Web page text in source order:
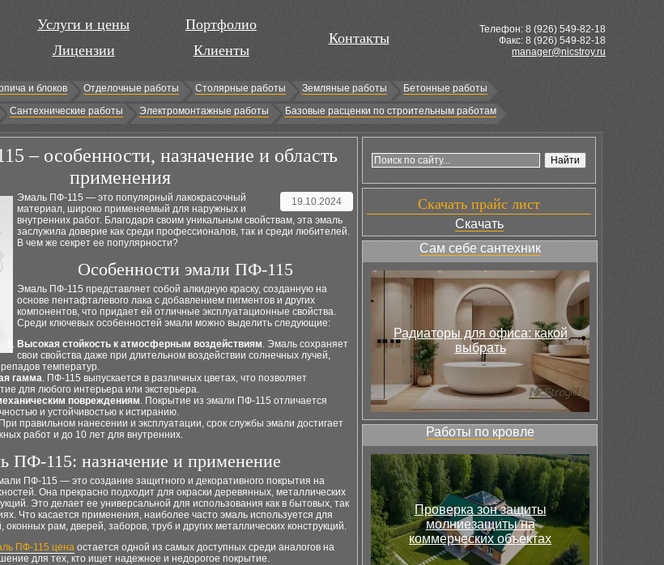
Услуги и цены
Лицензии
Портфолио
Клиенты
Контакты
Телефон: 8 (926) 549-82-18
Факс: 8 (926) 549-82-18
manager@nicstroy.ru
и блоков Отделочные работы Столярные работы Земляные работы
Бетонные работы
Сантехнические работы Электромонтажные работы Базовые расценки по строительным работам
– особенности, назначение и область
применения
19.10.2024
Эмаль ПФ-115 — это популярный лакокрасочный
материал, широко применяемый для наружных и
внутренних работ. Благодаря своим уникальным свойствам, эта эмаль
заслужила доверие как среди профессионалов, так и среди любителей.
В чем же секрет ее популярности?
Особенности эмали ПФ-115
Эмаль ПФ-115 представляет собой алкидную краску, созданную на
основе пентафталевого лака с добавлением пигментов и других
компонентов, что придает ей отличные эксплуатационные свойства.
Среди ключевых особенностей эмали можно выделить следующие:
Высокая стойкость к атмосферным воздействиям. Эмаль сохраняет
свои свойства даже при длительном воздействии солнечных лучей,
температур.
гамма. ПФ-115 выпускается в различных цветах, что позволяет
для любого интерьера или экстерьера.
повреждениям. Покрытие из эмали ПФ-115 отличается
и устойчивостью к истиранию.
правильном нанесении и эксплуатации, срок службы эмали достигает
работ и до 10 лет для внутренних.
ПФ-115: назначение и применение
ПФ-115 — это создание защитного и декоративного покрытия на
Она прекрасно подходит для окраски деревянных, металлических
Это делает ее универсальной для использования как в бытовых, так
Что касается применения, наиболее часто эмаль используется для
оконных рам, дверей, заборов, труб и других металлических конструкций.
ПФ-115 цена остается одной из самых доступных среди аналогов на
для тех, кто ищет надежное и недорогое покрытие.
Скачать прайс лист
Скачать
Сам себе сантехник
Радиаторы для офиса: какой
выбрать
Работы по кровле
Проверка зон защиты
молниезащиты на
коммерческих объектах